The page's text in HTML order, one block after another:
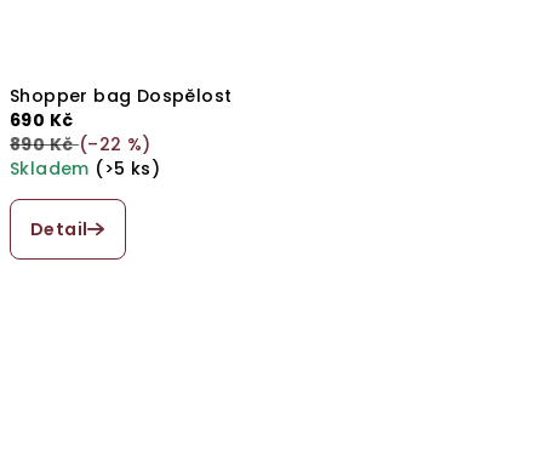
Shopper bag Dospělost
690 Kč
890 Kč (–22 %)
Skladem (>5 ks)
hodnocení
produktu
je
Detail